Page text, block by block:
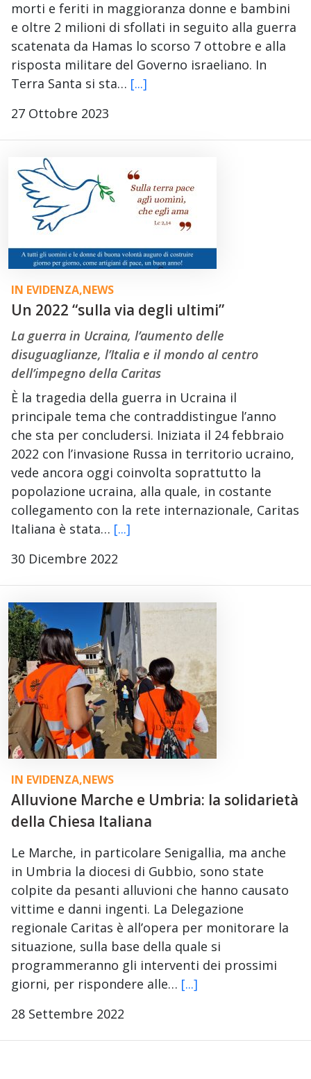
morti e feriti in maggioranza donne e bambini
e oltre 2 milioni di sfollati in seguito alla guerra
scatenata da Hamas lo scorso 7 ottobre e alla
risposta militare del Governo israeliano. In
Terra Santa si sta… [...]
27 Ottobre 2023
IN EVIDENZA,NEWS
Un 2022 “sulla via degli ultimi”
La guerra in Ucraina, l’aumento delle
disuguaglianze, l’Italia e il mondo al centro
dell’impegno della Caritas
È la tragedia della guerra in Ucraina il
principale tema che contraddistingue l’anno
che sta per concludersi. Iniziata il 24 febbraio
2022 con l’invasione Russa in territorio ucraino,
vede ancora oggi coinvolta soprattutto la
popolazione ucraina, alla quale, in costante
collegamento con la rete internazionale, Caritas
Italiana è stata… [...]
30 Dicembre 2022
IN EVIDENZA,NEWS
Alluvione Marche e Umbria: la solidarietà
della Chiesa Italiana
Le Marche, in particolare Senigallia, ma anche
in Umbria la diocesi di Gubbio, sono state
colpite da pesanti alluvioni che hanno causato
vittime e danni ingenti. La Delegazione
regionale Caritas è all’opera per monitorare la
situazione, sulla base della quale si
programmeranno gli interventi dei prossimi
giorni, per rispondere alle… [...]
28 Settembre 2022